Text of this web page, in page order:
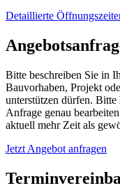
Detaillierte
Bitte beschreiben Sie in
Bauvorhaben, Projekt
unterstützen dürfen. Bitte
Anfrage genau
aktuell mehr Zeit als
Jetzt Angebot anfragen